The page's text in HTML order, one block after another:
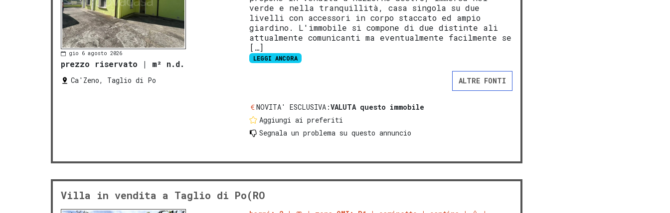
gio 6 agosto 2026
prezzo riservato | m² n.d.
Ca'Zeno, Taglio di Po
verde e nella tranquillità, casa singola su due
livelli con accessori in corpo staccato ed ampio
giardino. L'immobile si compone di due distinte ali
attualmente comunicanti ma eventualmente facilmente se
[…]
LEGGI ANCORA
ALTRE FONTI
NOVITA' ESCLUSIVA:VALUTA questo immobile
Aggiungi ai preferiti
Segnala un problema su questo annuncio
Villa in vendita a Taglio di Po(RO